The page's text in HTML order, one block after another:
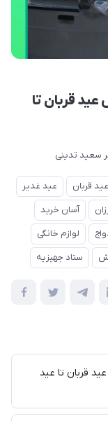
قربان تا
سعید تدینی
عید قربان
عید غدیر
آسان خرید
لوازم خانگی
ستاد جهیزیه
قربان تا عید